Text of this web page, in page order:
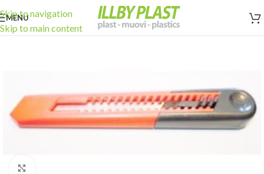
Skip to navigation
Skip to main content
MENU